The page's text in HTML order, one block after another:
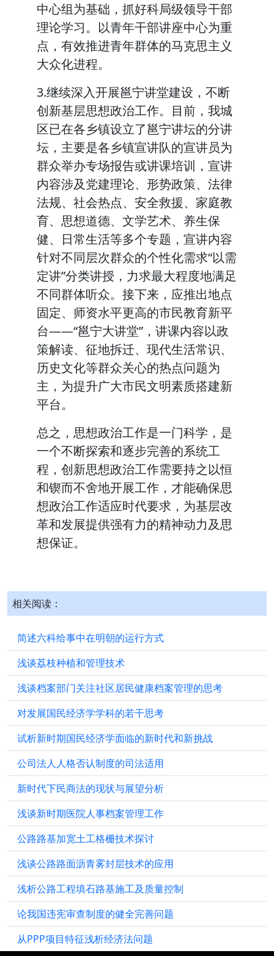
中心组为基础，抓好科局级领导干部
理论学习。以青年干部讲座中心为重
点，有效推进青年群体的马克思主义
大众化进程。
3.继续深入开展邕宁讲堂建设，不断
创新基层思想政治工作。目前，我城
区已在各乡镇设立了邕宁讲坛的分讲
坛，主要是各乡镇宣讲队的宣讲员为
群众举办专场报告或讲课培训，宣讲
内容涉及党建理论、形势政策、法律
法规、社会热点、安全救援、家庭教
育、思想道德、文学艺术、养生保
健、日常生活等多个专题，宣讲内容
针对不同层次群众的个性化需求“以需
定讲”分类讲授，力求最大程度地满足
不同群体听众。接下来，应推出地点
固定、师资水平更高的市民教育新平
台——“邕宁大讲堂”，讲课内容以政
策解读、征地拆迁、现代生活常识、
历史文化等群众关心的热点问题为
主，为提升广大市民文明素质搭建新
平台。
总之，思想政治工作是一门科学，是
一个不断探索和逐步完善的系统工
程，创新思想政治工作需要持之以恒
和锲而不舍地开展工作，才能确保思
想政治工作适应时代要求，为基层改
革和发展提供强有力的精神动力及思
想保证。
相关阅读：
简述六科给事中在明朝的运行方式
浅谈荔枝种植和管理技术
浅谈档案部门关注社区居民健康档案管理的思考
对发展国民经济学学科的若干思考
试析新时期国民经济学面临的新时代和新挑战
公司法人人格否认制度的司法适用
新时代下民商法的现状与展望分析
浅谈新时期医院人事档案管理工作
公路路基加宽土工格栅技术探讨
浅谈公路路面沥青雾封层技术的应用
浅析公路工程填石路基施工及质量控制
论我国违宪审查制度的健全完善问题
从PPP项目特征浅析经济法问题